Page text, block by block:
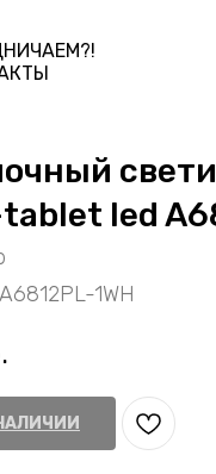
led
A6812PL-1WH